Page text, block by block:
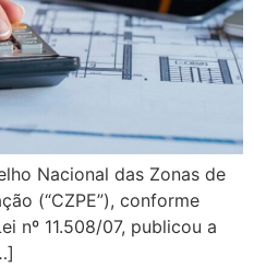
Nacional das Zonas de
(“CZPE”), conforme
nº 11.508/07, publicou a